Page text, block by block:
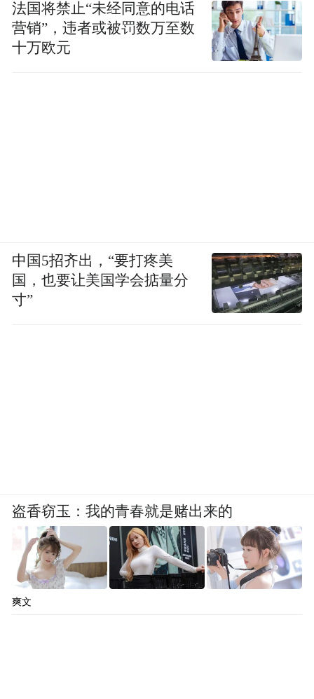
法国将禁止“未经同意的电话
营销”，违者或被罚数万至数
十万欧元
中国5招齐出，“要打疼美
国，也要让美国学会掂量分
寸”
盗香窃玉：我的青春就是赌出来的
爽文